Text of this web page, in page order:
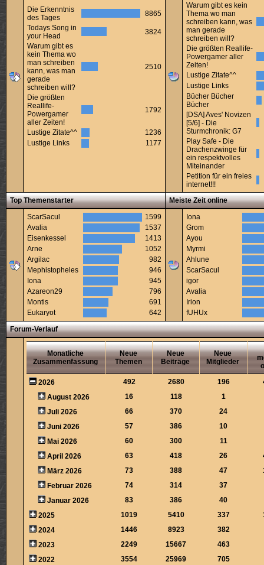
Die Erkenntnis
des Tages
8865
Todays Song in
your Head
3824
Warum gibt es
kein Thema wo
man schreiben
kann, was man
gerade
schreiben will?
2510
Die größten
Reallife-
Powergamer
aller Zeiten!
1792
Lustige Zitate^^
1236
Lustige Links
1177
Warum gibt es kein
Thema wo man
schreiben kann, was
man gerade
schreiben will?
Die größten Reallife-
Powergamer aller
Zeiten!
Lustige Zitate^^
Lustige Links
Bücher Bücher
Bücher
[DSA] Aves' Novizen
[5/6] - Die
Sturmchronik: G7
Play Safe - Die
Drachenzwinge für
ein respektvolles
Miteinander
Petition für ein freies
internet!!!
Top Themenstarter
Meiste Zeit online
ScarSacul
1599
Avalia
1537
Eisenkessel
1413
Arne
1052
Argilac
982
Mephistopheles
946
Iona
945
Azareon29
796
Montis
691
Eukaryot
642
Iona
Grom
Ayou
Myrmi
Ahlune
ScarSacul
igor
Avalia
Irion
fUHUx
Forum-Verlauf
Monatliche
Zusammenfassung
Neue
Themen
Neue
Beiträge
Neue
Mitglieder
2026
492 2680 196
August 2026
16 118
1
Juli 2026
66 370
24
Juni 2026
57 386
10
Mai 2026
60 300
11
April 2026
63 418 26
März 2026
73 388 47
Februar 2026
74 314
37
Januar 2026
83 386
40
2025
1019 5410 337
2024
1446 8923
382
2023
2249 15667
463
2022
3554 25969 705